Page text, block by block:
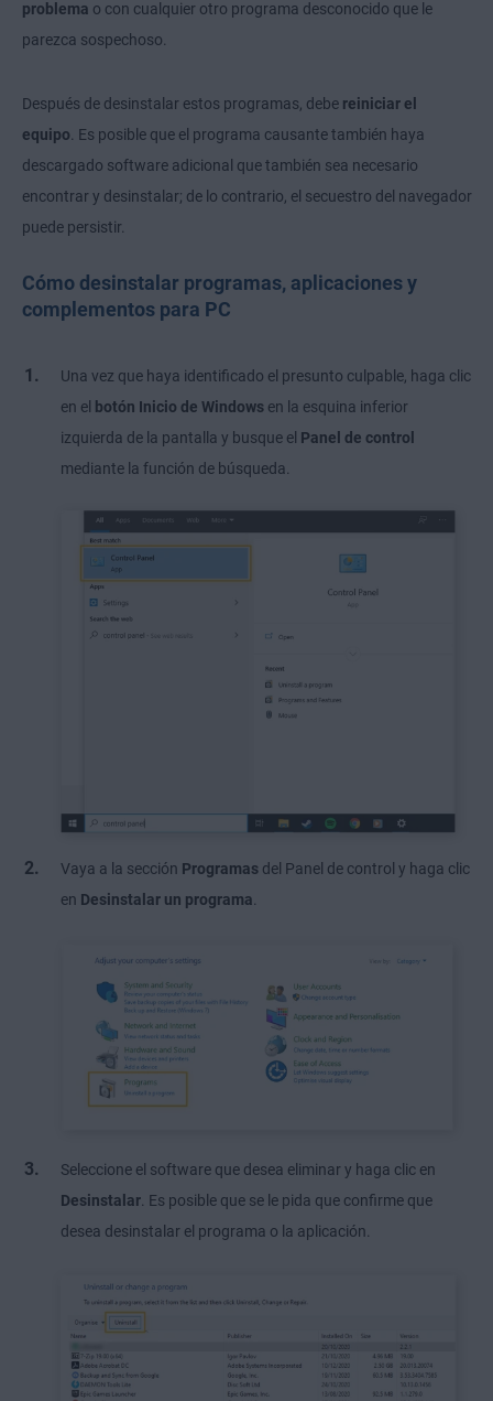
problema o con cualquier otro programa desconocido que le
parezca sospechoso.
Después de desinstalar estos programas, debe reiniciar el
equipo. Es posible que el programa causante también haya
descargado software adicional que también sea necesario
encontrar y desinstalar; de lo contrario, el secuestro del navegador
puede persistir.
Cómo desinstalar programas, aplicaciones y
complementos para PC
Una vez que haya identificado el presunto culpable, haga clic
en el botón Inicio de Windows en la esquina inferior
izquierda de la pantalla y busque el Panel de control
mediante la función de búsqueda.
Vaya a la sección Programas del Panel de control y haga clic
en Desinstalar un programa
Seleccione el software que desea eliminar y haga clic en
Desinstalar. Es posible que se le pida que confirme que
desea desinstalar el programa o la aplicación.